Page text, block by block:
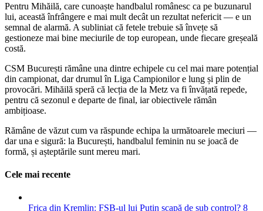
Pentru Mihăilă, care cunoaște handbalul românesc ca pe buzunarul
lui, această înfrângere e mai mult decât un rezultat nefericit — e un
semnal de alarmă. A subliniat că fetele trebuie să învețe să
gestioneze mai bine meciurile de top european, unde fiecare greșeală
costă.
CSM București rămâne una dintre echipele cu cel mai mare potențial
din campionat, dar drumul în Liga Campionilor e lung și plin de
provocări. Mihăilă speră că lecția de la Metz va fi învățată repede,
pentru că sezonul e departe de final, iar obiectivele rămân
ambițioase.
Rămâne de văzut cum va răspunde echipa la următoarele meciuri —
dar una e sigură: la București, handbalul feminin nu se joacă de
formă, și așteptările sunt mereu mari.
Cele mai recente
Frica din Kremlin: FSB-ul lui Putin scapă de sub control? 8